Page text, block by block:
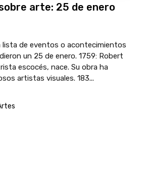
arte: 25 de enero
lista de eventos o acontecimientos
un 25 de enero. 1759: Robert
escocés, nace. Su obra ha
artistas visuales. 183...